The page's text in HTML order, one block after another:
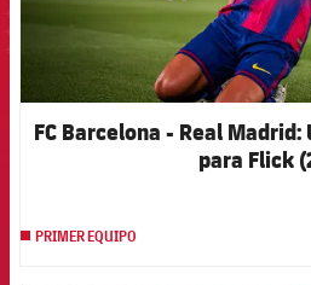
FC Barcelona - Real Madrid:
para Flick
PRIMER EQUIPO